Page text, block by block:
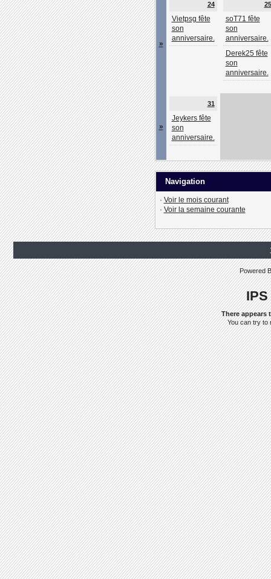
»
24
Vietpsg fête
son
anniversaire.
25
soT71 fête
son
anniversaire.
Derek25 fête
son
anniversaire.
»
31
Jeykers fête
son
anniversaire.
Navigation
· Voir le mois courant
· Voir la semaine courante
Powered
There appears
You can try to